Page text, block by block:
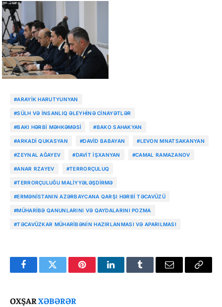
#ARAYIK HARUTYUNYAN
#SÜLH VƏ INSANLIQ ƏLEYHINƏ CINAYƏTLƏR
#BAKI HƏRBI MƏHKƏMƏSI #BAKO SAHAKYAN
#ARKADI QUKASYAN #DAVID BABAYAN #LEVON MNATSAKANYAN
#ZEYNAL AĞAYEV #DAVIT İŞXANYAN #CAMAL RAMAZANOV
#ANAR RZAYEV #TERRORÇULUQ
#TERRORÇULUĞU MALIYYƏLƏŞDIRMƏ
#ERMƏNISTANIN AZƏRBAYCANA QARŞI HƏRBI TƏCAVÜZÜ
#MÜHARIBƏ QANUNLARINI VƏ QAYDALARINI POZMA
#TƏCAVÜZKAR MÜHARIBƏNIN HAZIRLANMASI VƏ APARILMASI
FacebookTwitter PinterestLinkedInTumblr Email
Copy
OXŞARXƏBƏRƏR